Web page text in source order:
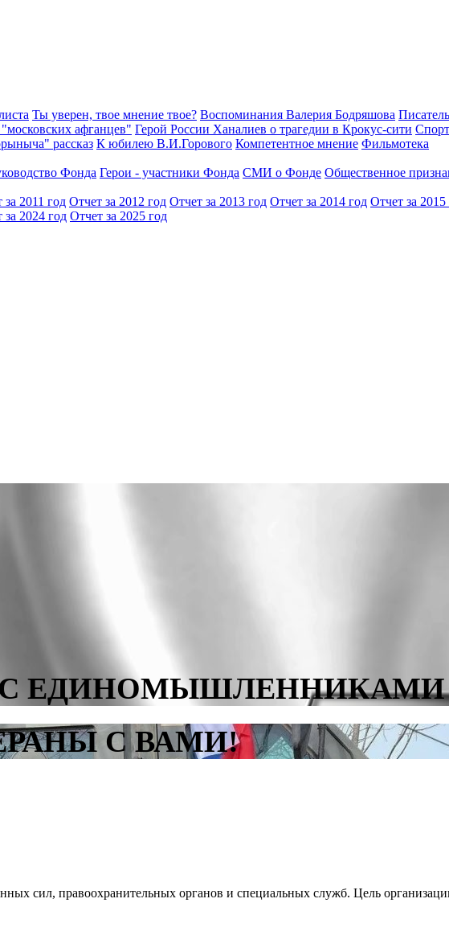
Ты уверен, твое мнение твое? Воспоминания Валерия Бодряшова
афганцев" Герой России Ханалиев о трагедии в Крокус-сити
рассказ К юбилею В.И.Горового Компетентное мнение Фильмотека
Фонда Герои - участники Фонда СМИ о Фонде Общественное
за 2011 год Отчет за 2012 год Отчет за 2013 год Отчет за 2014 год Отчет за 2015
за 2024 год Отчет за 2025 год
С ЕДИНОМЫШЛЕННИКАМИ
С ВАМИ!
правоохранительных органов и специальных служб. Цель